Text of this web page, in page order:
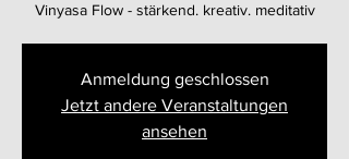
Vinyasa Flow - stärkend. kreativ. meditativ
Anmeldung geschlossen
Jetzt andere Veranstaltungen
ansehen